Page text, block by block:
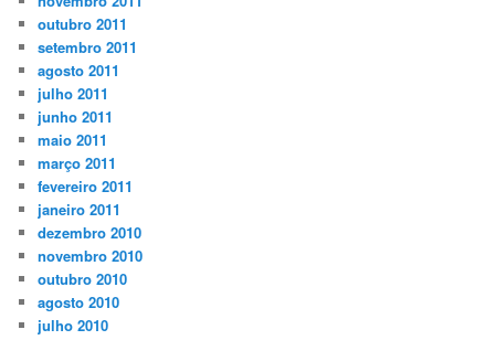
outubro 2011
setembro 2011
agosto 2011
julho 2011
junho 2011
maio 2011
março 2011
fevereiro 2011
janeiro 2011
dezembro 2010
novembro 2010
outubro 2010
agosto 2010
julho 2010